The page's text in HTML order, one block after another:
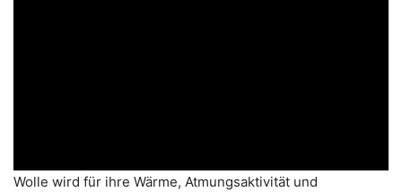
Wolle wird für ihre Wärme, Atmungsaktivität und